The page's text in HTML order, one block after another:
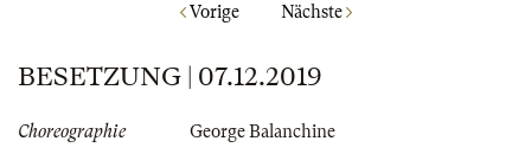
Vorige Nächste
BESETZUNG | 07.12.2019
Choreographie
George Balanchine